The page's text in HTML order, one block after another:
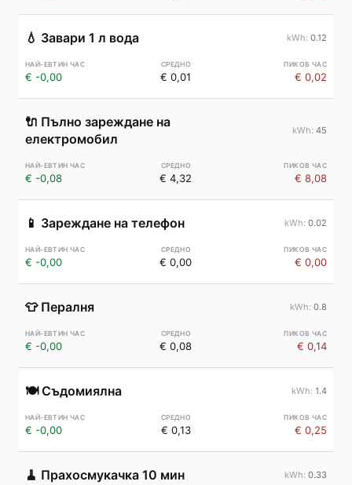
💧 Завари 1 л вода 0.12
€ -0,00 € 0,01 € 0,02
🔌 Пълно зареждане на
електромобил
45
€ -0,08 € 4,32 € 8,08
📱 Зареждане на телефон 0.02
€ -0,00 € 0,00 € 0,00
👕 Пералня 0.8
€ -0,00 € 0,08 € 0,14
🍽️ Съдомиялна 1.4
€ -0,00 € 0,13 € 0,25
🧹 Прахосмукачка 10 мин 0.33